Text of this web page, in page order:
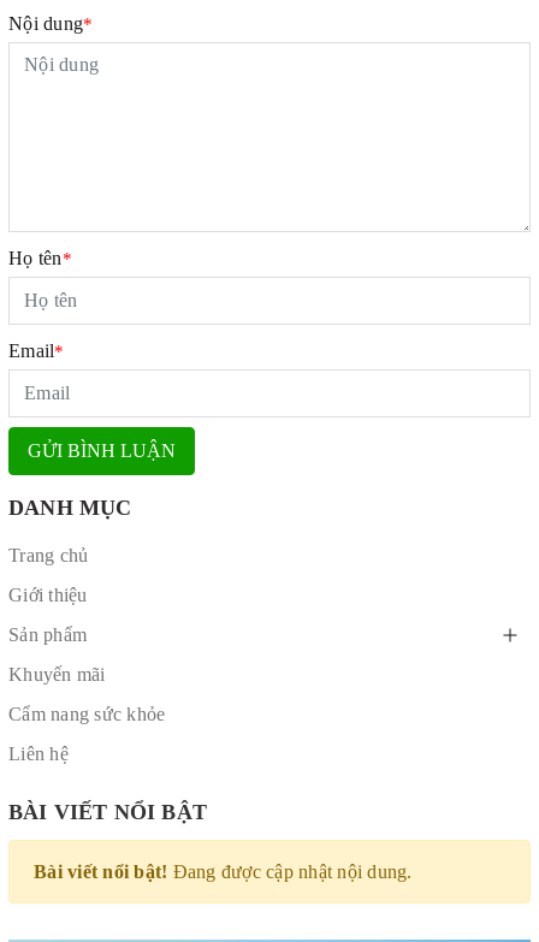
Nội dung*
Họ tên*
Email*
GỬI BÌNH LUẬN
DANH MỤC
Trang chủ
Giới thiệu
Sản phẩm
Khuyến mãi
Cẩm nang sức khỏe
Liên hệ
BÀI VIẾT NỔI BẬT
Bài viết nổi bật! Đang được cập nhật nội dung.